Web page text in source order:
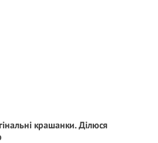
крашанки. Ділюся